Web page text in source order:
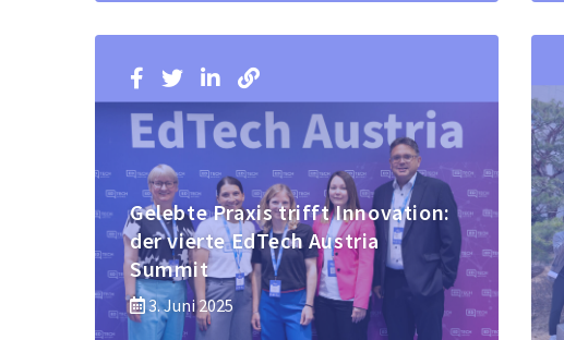
Gelebte Praxis trifft Innovation:
der vierte EdTech Austria
Summit
3. Juni 2025